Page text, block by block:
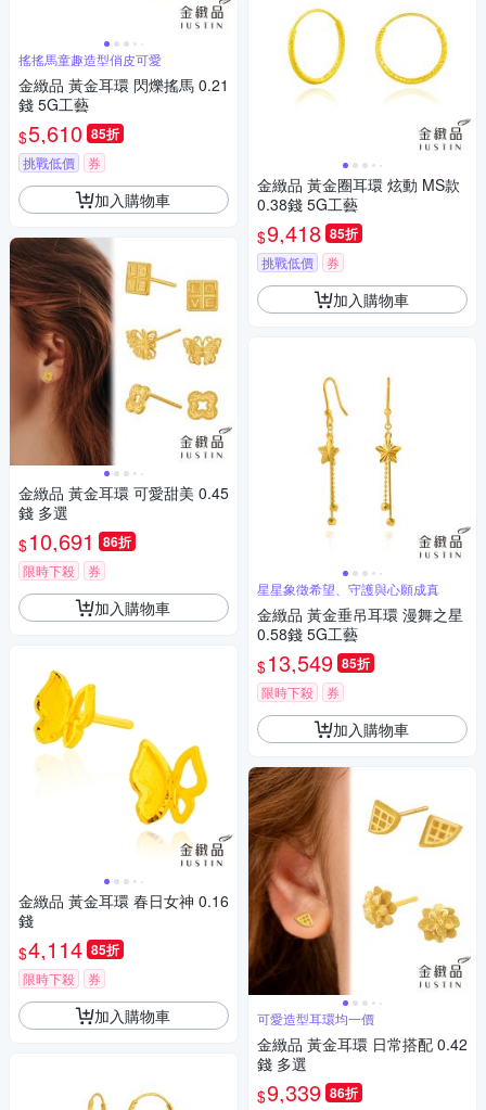
搖搖馬童趣造型俏皮可愛
金緻品 黃金耳環 閃爍搖馬 0.21
錢 5G工藝
$5,610 85折
挑戰低價 券
加入購物車
金緻品 黃金耳環 可愛甜美 0.45
錢 多選
$10,691 86折
限時下殺 券
加入購物車
金緻品 黃金耳環 春日女神 0.16
錢
$4,114 85折
限時下殺 券
加入購物車
金緻品 黃金圈耳環 炫動 MS款
0.38錢 5G工藝
$9,418 85折
挑戰低價 券
加入購物車
星星象徵希望、守護與心願成真
金緻品 黃金垂吊耳環 漫舞之星
0.58錢 5G工藝
$13,549 85折
限時下殺 券
加入購物車
可愛造型耳環均一價
金緻品 黃金耳環 日常搭配 0.42
錢 多選
$9,339 86折